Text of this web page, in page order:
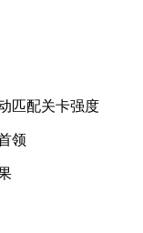
匹配关卡强度
领